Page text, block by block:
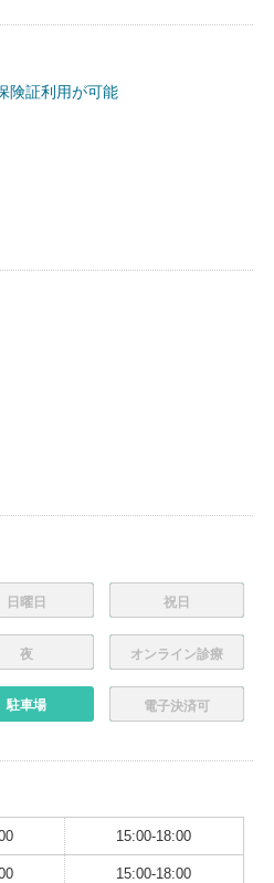
険証利用が可能
日曜日 祝日
夜 オンライン診療
駐車場 電子決済可
15:00-18:00
15:00-18:00